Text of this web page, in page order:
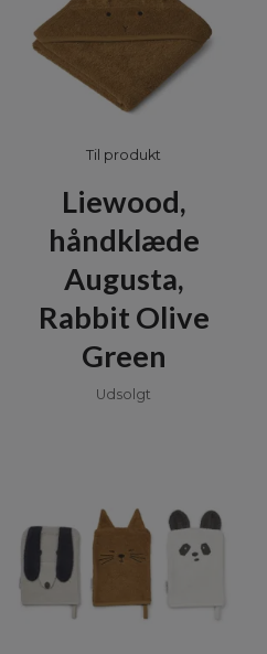
Til produkt
Liewood,
håndklæde
Augusta,
Rabbit Olive
Green
Udsolgt